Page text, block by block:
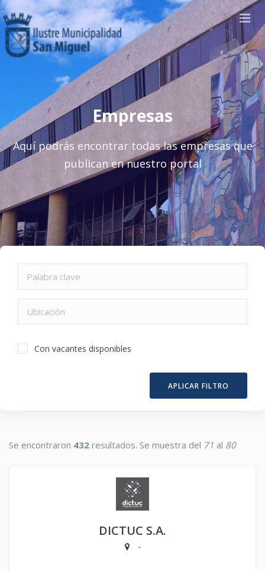
Empresas
Aquí podrás encontrar todas las empresas que
publican en nuestro portal
Con vacantes disponibles
APLICAR FILTRO
Se encontraron 432 resultados. Se muestra del 71 al 80
DICTUC S.A.
-